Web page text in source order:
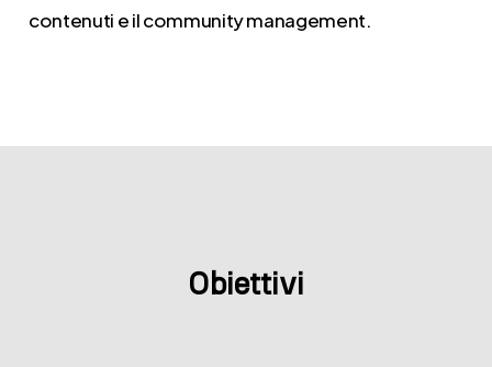
contenuti e il community management.
Obiettivi